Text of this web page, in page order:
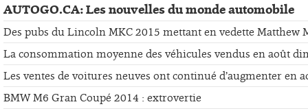
AUTOGO.CA: Les nouvelles du monde automobile
Des pubs du Lincoln MKC 2015 mettant en vedette Matthew
La consommation moyenne des véhicules vendus en août
Les ventes de voitures neuves ont continué d’augmenter en
BMW M6 Gran Coupé 2014 : extrovertie